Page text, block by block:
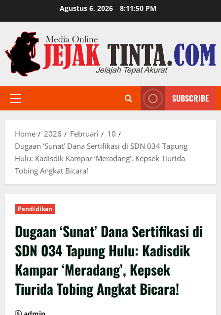
to
content
Agustus 6, 2026 8:11:51 PM
Primary
SUBSCRIBE
Home 2026 Februari
10
Dugaan ‘Sunat’ Dana Sertifikasi di SDN 034 Tapung
Hulu: Kadisdik Kampar ‘Meradang’, Kepsek Tiurida
Tobing Angkat Bicara!
Pendidikan
Dugaan ‘Sunat’ Dana Sertifikasi di
SDN 034 Tapung Hulu: Kadisdik
Kampar ‘Meradang’, Kepsek
Tiurida Tobing Angkat Bicara!